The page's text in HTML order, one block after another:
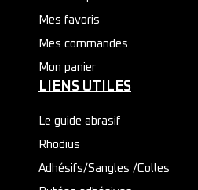
Mes favoris
Mes commandes
Mon panier
LIENS UTILES
Le guide abrasif
Rhodius
Adhésifs/Sangles /Colles